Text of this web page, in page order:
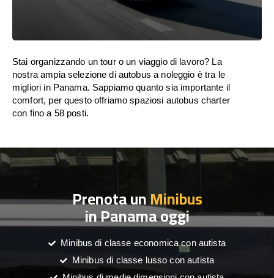
Stai organizzando un tour o un viaggio di lavoro? La
nostra ampia selezione di autobus a noleggio è tra le
migliori in Panama. Sappiamo quanto sia importante il
comfort, per questo offriamo spaziosi autobus charter
con fino a 58 posti.
Prenota unMinibus
in Panama oggi
Minibus di classe economica con autista
Minibus di classe lusso con autista